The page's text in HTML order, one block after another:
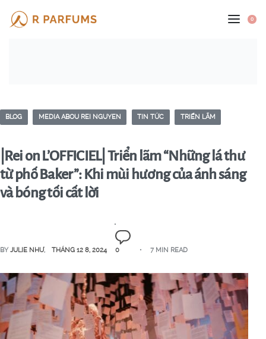
0
BLOG MEDIA ABOU REI NGUYEN TIN TỨC TRIỂN LÃM
|Rei on L’OFFICIEL| Triển lãm “Những lá thư
từ phố Baker”: Khi mùi hương của ánh sáng
và bóng tối cất lời
BYJULIE NHƯ THÁNG 12 8, 2024 0 7 MIN READ